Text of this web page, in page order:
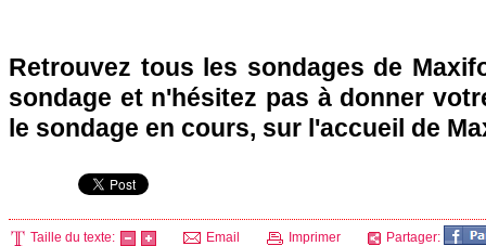
Retrouvez tous les sondages de
sondage et n'hésitez pas à donner
le sondage en cours, sur l'accueil de
Taille du texte: Email Imprimer Partager: